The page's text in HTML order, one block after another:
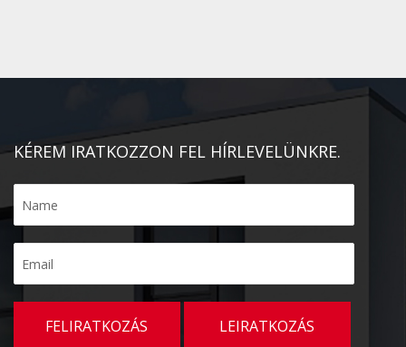
KÉREM IRATKOZZON FEL HÍRLEVELÜNKRE.